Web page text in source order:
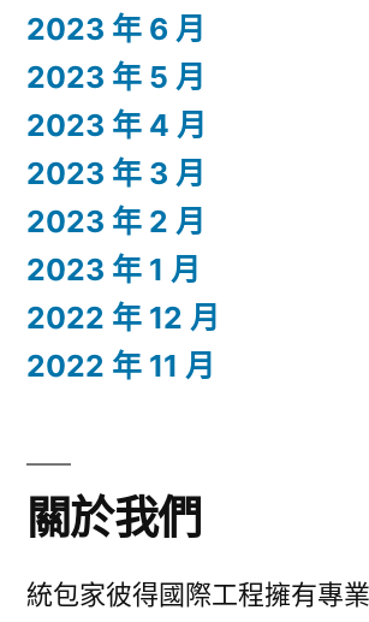
2023 年 6 月
2023 年 5 月
2023 年 4 月
2023 年 3 月
2023 年 2 月
2023 年 1 月
2022 年 12 月
2022 年 11 月
關於我們
統包家彼得國際工程擁有專